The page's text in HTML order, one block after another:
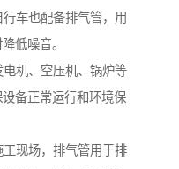
车也配备排气管，用
低噪音。
机、空压机、锅炉等
备正常运行和环境保
现场，排气管用于排